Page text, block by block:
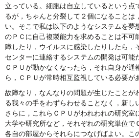
立っている。細胞は自立しているという点
るが，ちゃんと分裂して２個になることは
い。そこで私は以下のようなシステムを夢
のＰＣに自己複製能力を求めることは不可
障したり，ウイルスに感染したりしたら，
センターに連絡するシステムの開発は可能
ＣＰＵが動かなくなったら，それ自身が通
ら，ＣＰＵが常時相互監視している必要が
故障なり，なんなりの問題が生じたことが
る我々の手をわずらわせることなく，新し
さらに，これらＣＰＵがわれわれの研究室
大学や研究所など，それぞれの研究単位で
各自の部屋からそれらにつなげばよい。こ